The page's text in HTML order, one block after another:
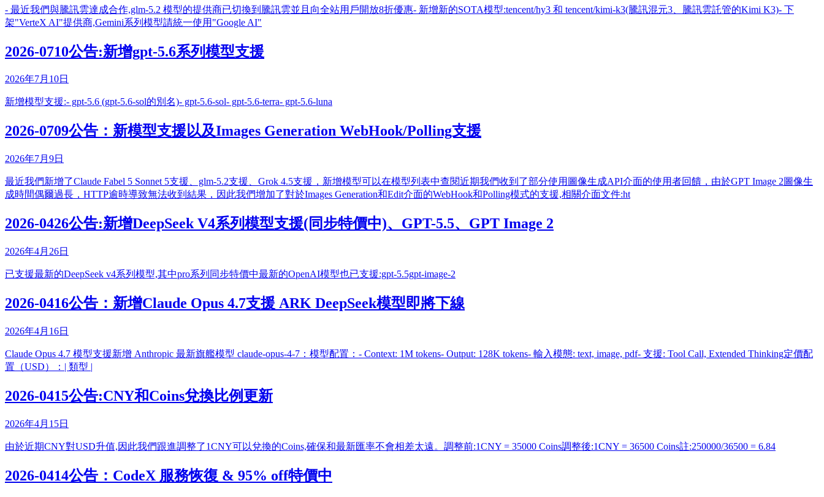
- 最近我們與騰訊雲達成合作,glm-5.2 模型的提供商已切換到騰訊雲並且向全站用戶開放8折優惠- 新增新的SOTA模型:tencent/hy3 和 tencent/kimi-k3(騰訊混元3、騰訊雲託管的Kimi K3)- 下
架"VerteX AI"提供商,Gemini系列模型請統一使用"Google AI"
2026-0710公告:新增gpt-5.6系列模型支援
2026年7月10日
新增模型支援:- gpt-5.6 (gpt-5.6-sol的別名)- gpt-5.6-sol- gpt-5.6-terra- gpt-5.6-luna
2026-0709公告：新模型支援以及Images Generation WebHook/Polling支援
2026年7月9日
最近我們新增了Claude Fabel 5 Sonnet 5支援、glm-5.2支援、Grok 4.5支援，新增模型可以在模型列表中查閱近期我們收到了部分使用圖像生成API介面的使用者回饋，由於GPT Image 2圖像生
成時間偶爾過長，HTTP逾時導致無法收到結果，因此我們增加了對於Images Generation和Edit介面的WebHook和Polling模式的支援,相關介面文件:ht
2026-0426公告:新增DeepSeek V4系列模型支援(同步特價中)、GPT-5.5、GPT Image 2
2026年4月26日
已支援最新的DeepSeek v4系列模型,其中pro系列同步特價中最新的OpenAI模型也已支援:gpt-5.5gpt-image-2
2026-0416公告：新增Claude Opus 4.7支援 ARK DeepSeek模型即將下線
2026年4月16日
Claude Opus 4.7 模型支援新增 Anthropic 最新旗艦模型 claude-opus-4-7：模型配置：- Context: 1M tokens- Output: 128K tokens- 輸入模態: text, image, pdf- 支援: Tool Call, Extended Thinking定價配
置（USD）：| 類型 |
2026-0415公告:CNY和Coins兌換比例更新
2026年4月15日
由於近期CNY對USD升值,因此我們跟進調整了1CNY可以兌換的Coins,確保和最新匯率不會相差太遠。調整前:1CNY = 35000 Coins調整後:1CNY = 36500 Coins註:250000/36500 = 6.84
2026-0414公告：CodeX 服務恢復 & 95% off特價中